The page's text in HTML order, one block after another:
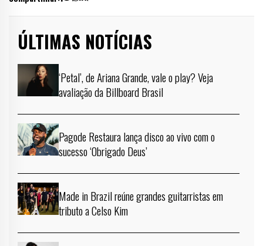
ÚLTIMAS NOTÍCIAS
‘Petal’, de Ariana Grande, vale o play? Veja
avaliação da Billboard Brasil
Pagode Restaura lança disco ao vivo com o
sucesso ‘Obrigado Deus’
Made in Brazil reúne grandes guitarristas em
tributo a Celso Kim